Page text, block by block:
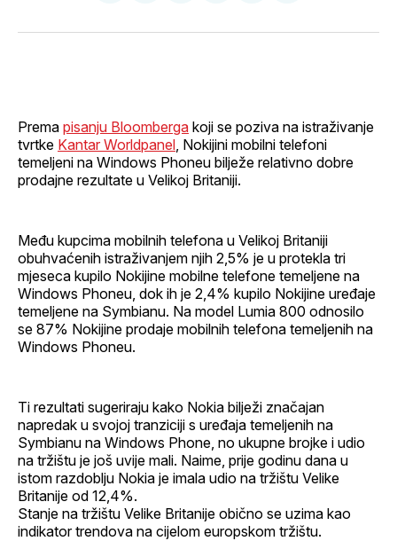
Prema pisanju Bloomberga koji se poziva na istraživanje
tvrtke Kantar Worldpanel , Nokijini mobilni telefoni
temeljeni na Windows Phoneu bilježe relativno dobre
prodajne rezultate u Velikoj Britaniji.
Među kupcima mobilnih telefona u Velikoj Britaniji
obuhvaćenih istraživanjem njih 2,5% je u protekla tri
mjeseca kupilo Nokijine mobilne telefone temeljene na
Windows Phoneu, dok ih je 2,4% kupilo Nokijine uređaje
temeljene na Symbianu. Na model Lumia 800 odnosilo
se 87% Nokijine prodaje mobilnih telefona temeljenih na
Windows Phoneu.
Ti rezultati sugeriraju kako Nokia bilježi značajan
napredak u svojoj tranziciji s uređaja temeljenih na
Symbianu na Windows Phone, no ukupne brojke i udio
na tržištu je još uvije mali. Naime, prije godinu dana u
istom razdoblju Nokia je imala udio na tržištu Velike
Britanije od 12,4%.
Stanje na tržištu Velike Britanije obično se uzima kao
indikator trendova na cijelom europskom tržištu.